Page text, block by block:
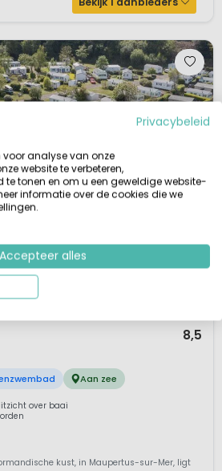
8,5
Aan zee
over baai
kust, in Maupertus-sur-Mer, ligt
Privacybeleid
voor analyse van onze
website te verbeteren,
te tonen en om u een geweldige website-
informatie over de cookies die we
Accepteer alles